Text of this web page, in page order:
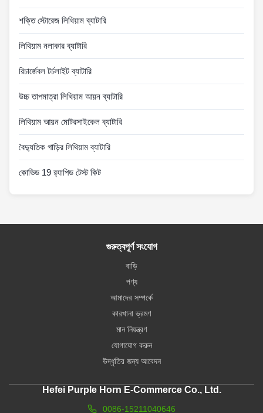
শক্তি স্টোরেজ লিথিয়াম ব্যাটারি
লিথিয়াম নলাকার ব্যাটারি
রিচার্জেবল টর্চলাইট ব্যাটারি
উচ্চ তাপমাত্রা লিথিয়াম আয়ন ব্যাটারি
লিথিয়াম আয়ন মোটরসাইকেল ব্যাটারি
বৈদ্যুতিক গাড়ির লিথিয়াম ব্যাটারি
কোভিড 19 র‍্যাপিড টেস্ট কিট
গুরুত্বপূর্ণ সংযোগ
বাড়ি
পণ্য
আমাদের সম্পর্কে
কারখানা ভ্রমণ
মান নিয়ন্ত্রণ
যোগাযোগ করুন
উদ্ধৃতির জন্য আবেদন
Hefei Purple Horn E-Commerce Co., Ltd.
0086-15211040646